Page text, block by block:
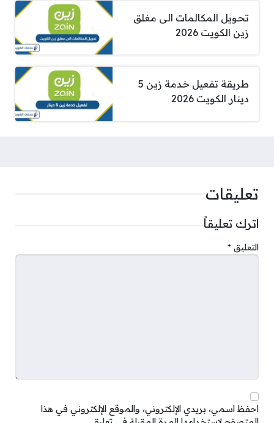
تحويل المكالمات الى مغلق
زين الكويت 2026
طريقة تفعيل خدمة زين 5
دينار الكويت 2026
تعليقات
اترك تعليقاً
التعليق *
احفظ اسمي، بريدي الإلكتروني، والموقع الإلكتروني في هذا